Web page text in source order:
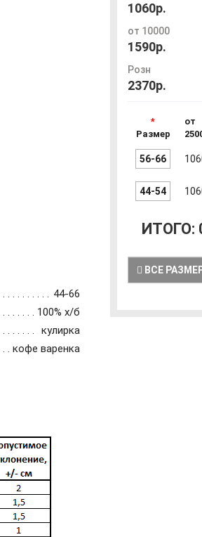
44-66
100% х/б
кулирка
кофе варенка
1060р.
от 10000
1590р.
Розн
2370р.
Размер
от
56-66
44-54
ИТОГО:
ВСЕ